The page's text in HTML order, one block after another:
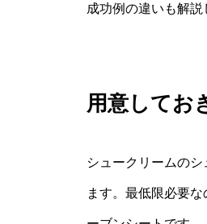
成功例の違いも解
用意してお
シュークリームの
ます。最低限必要